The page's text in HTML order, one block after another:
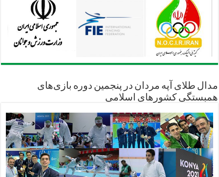
مدال طلای آپه مردان در پنجمین دوره بازی‌های
همبستگی کشورهای اسلامی